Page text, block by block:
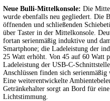
Neue Bulli-Mittelkonsole: Die
wurde ebenfalls neu gegliedert. Die
öffnenden und schließenden
über Taster in der Mittelkonsole.
fortan serienmäßig induktive und
Smartphone; die Ladeleistung der
25 Watt erhöht. Von 45 auf 60 Watt
Ladeleistung der USB-C-
Anschlüssen finden sich
Eine weiterentwickelte
Getränkehalter sorgt an Bord für eine
Lichtstimmung.